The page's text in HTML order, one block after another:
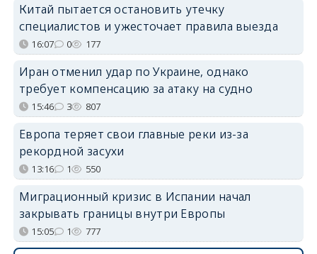
Китай пытается остановить утечку
специалистов и ужесточает правила выезда
16:07 0 177
Иран отменил удар по Украине, однако
требует компенсацию за атаку на судно
15:46 3 807
Европа теряет свои главные реки из-за
рекордной засухи
13:16 1 550
Миграционный кризис в Испании начал
закрывать границы внутри Европы
15:05 1 777